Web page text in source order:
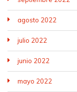
agosto 2022
julio 2022
junio 2022
mayo 2022